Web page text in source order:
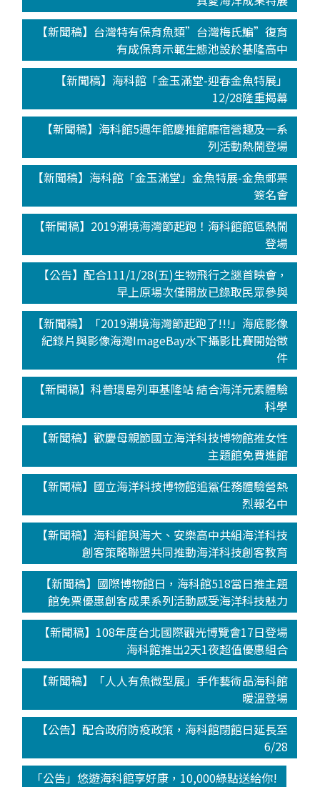
【新聞稿】台灣特有保育魚類”台灣梅氏鯿”復育
有成保育示範生態池設於基隆高中
【新聞稿】海科館「金玉滿堂-迎春金魚特展」
12/28隆重揭幕
【新聞稿】海科館5週年館慶推館廳宿營趣及一系
列活動熱鬧登場
【新聞稿】海科館「金玉滿堂」金魚特展-金魚郵票
簽名會
【新聞稿】2019潮境海灣節起跑！海科館館區熱鬧
登場
【公告】配合111/1/28(五)生物飛行之謎首映會，
早上原場次僅開放已錄取民眾參與
【新聞稿】「2019潮境海灣節起跑了!!!」海底影像
紀錄片與影像海灣ImageBay水下攝影比賽開始徵
件
【新聞稿】科普環島列車基隆站 結合海洋元素體驗
科學
【新聞稿】歡慶母親節國立海洋科技博物館推女性
主題館免費進館
【新聞稿】國立海洋科技博物館追鯊任務體驗營熱
烈報名中
【新聞稿】海科館與海大、安樂高中共組海洋科技
創客策略聯盟共同推動海洋科技創客教育
【新聞稿】國際博物館日，海科館518當日推主題
館免票優惠創客成果系列活動感受海洋科技魅力
【新聞稿】108年度台北國際觀光博覽會17日登場
海科館推出2天1夜超值優惠組合
【新聞稿】「人人有魚微型展」手作藝術品海科館
暖溫登場
【公告】配合政府防疫政策，海科館閉館日延長至
6/28
「公告」悠遊海科館享好康，10,000綠點送給你!